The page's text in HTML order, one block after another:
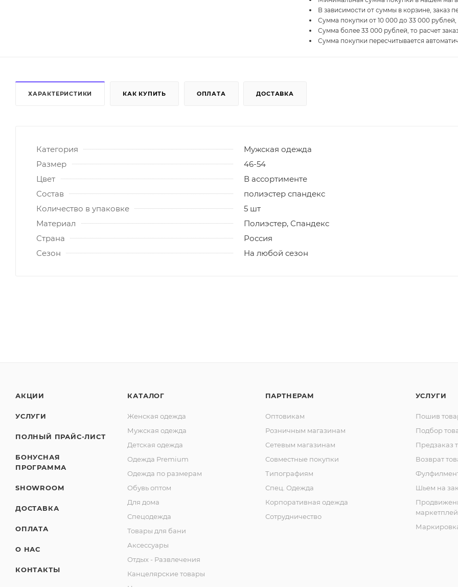
В зависимости от суммы в корзине, заказ
Сумма покупки от 10 000 до 33 000 рублей,
Сумма более 33 000 рублей, то расчет
Сумма покупки пересчитывается
ХАРАКТЕРИСТИКИ КАК КУПИТЬ ОПЛАТА ДОСТАВКА
Категория
Мужская одежда
Размер
46-54
Цвет
В ассортименте
Состав
полиэстер спандекс
Количество в упаковке
5 шт
Материал
Полиэстер, Спандекс
Страна
Россия
Сезон
На любой сезон
АКЦИИ
УСЛУГИ
ПОЛНЫЙ ПРАЙС-ЛИСТ
БОНУСНАЯ
ПРОГРАММА
SHOWROOM
ДОСТАВКА
ОПЛАТА
О НАС
КОНТАКТЫ
КАТАЛОГ
Женская одежда
Мужская одежда
Детская одежда
Одежда Premium
Одежда по размерам
Обувь оптом
Для дома
Спецодежда
Товары для бани
Аксессуары
Отдых - Развлечения
Канцелярские товары
ПАРТНЕРАМ
Оптовикам
Розничным магазинам
Сетевым магазинам
Совместные покупки
Типографиям
Спец. Одежда
Корпоративная одежда
Сотрудничество
УСЛУГИ
Пошив
Подбор
Предзаказ
Возврат
Шьем на